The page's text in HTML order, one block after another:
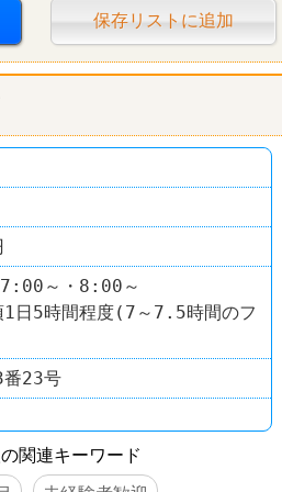
保存リストに追加
7:00～・8:00～
5時間程度(7～7.5時間のフ
番23号
関連キーワード